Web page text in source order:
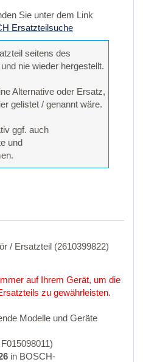
Sie unter dem Link
Ersatzteilsuche
seitens des
nie wieder hergestellt.
Alternative oder Ersatz,
gelistet / genannt wäre.
ggf. auch
und
/ Ersatzteil (2610399822)
auf Ihrem Gerät, um die
zu gewährleisten.
Modelle und Geräte
in BOSCH-